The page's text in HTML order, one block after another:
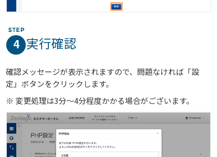
4 実行確認
確認メッセージが表示されますので、問題なければ「設
定」ボタンをクリックします。
※ 変更処理は3分～4分程度かかる場合がございます。